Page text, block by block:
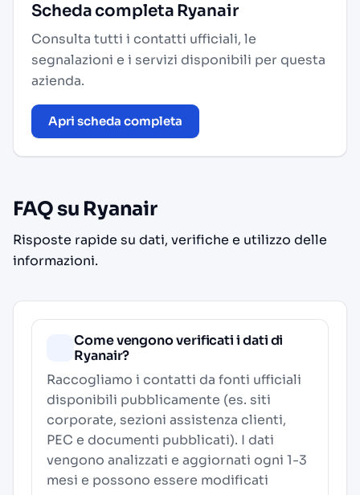
Scheda completa Ryanair
Consulta tutti i contatti ufficiali, le
segnalazioni e i servizi disponibili per questa
azienda.
Apri scheda completa
FAQ su Ryanair
Risposte rapide su dati, verifiche e utilizzo delle
informazioni.
Come vengono verificati i dati di
Ryanair?
Raccogliamo i contatti da fonti ufficiali
disponibili pubblicamente (es. siti
corporate, sezioni assistenza clienti,
PEC e documenti pubblicati). I dati
vengono analizzati e aggiornati ogni 1-3
mesi e possono essere modificati